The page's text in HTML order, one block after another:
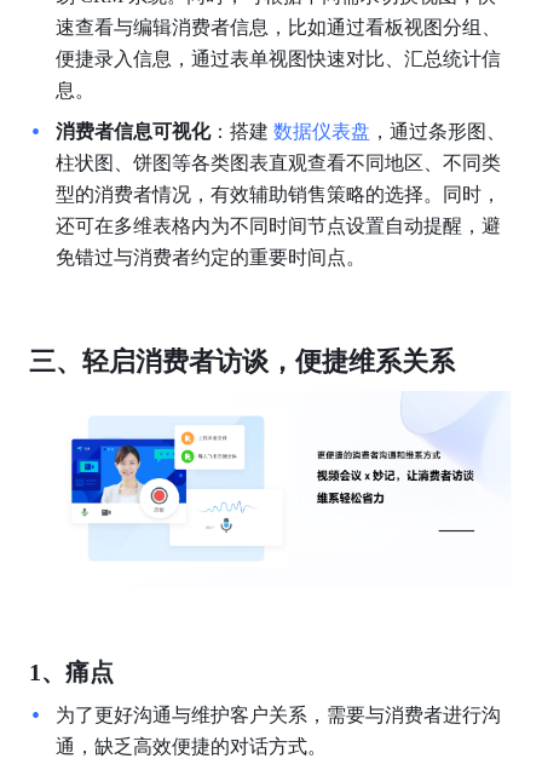
速查看与编辑消费者信息，比如通过看板视图分组、
便捷录入信息，通过表单视图快速对比、汇总统计信
息。
消费者信息可视化：搭建 数据仪表盘 ，通过条形图、
柱状图、饼图等各类图表直观查看不同地区、不同类
型的消费者情况，有效辅助销售策略的选择。同时，
还可在多维表格内为不同时间节点设置自动提醒，避
免错过与消费者约定的重要时间点。
三、轻启消费者访谈，便捷维系关系
1、痛点
为了更好沟通与维护客户关系，需要与消费者进行沟
通，缺乏高效便捷的对话方式。